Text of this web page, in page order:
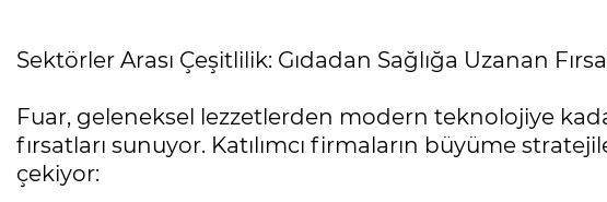
Sektörler Arası Çeşitlilik: Gıdadan Sağlığa Uzanan
Fuar, geleneksel lezzetlerden modern teknolojiye
fırsatları sunuyor. Katılımcı firmaların büyüme
çekiyor: